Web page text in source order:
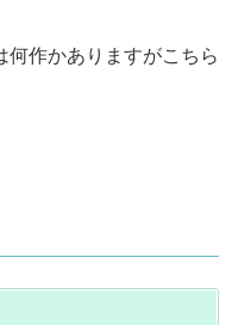
何作かありますがこちら